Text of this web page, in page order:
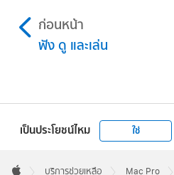
ก่อนหน้า
ฟัง ดู และเล่น
เป็นประโยชน์ไหม ใช่
Footer
 บริการช่วยเหลือ Mac Pro